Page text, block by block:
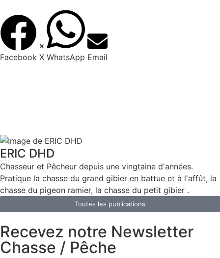
Facebook X WhatsApp Email
ERIC DHD
Chasseur et Pêcheur depuis une vingtaine d'années.
Pratique la chasse du grand gibier en battue et à l'affût, la
chasse du pigeon ramier, la chasse du petit gibier .
Toutes les publications
Recevez notre Newsletter
Chasse / Pêche